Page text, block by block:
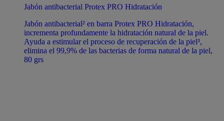
Jabón antibacterial Protex PRO Hidratación
Jabón antibacterial² en barra Protex PRO Hidratación,
incrementa profundamente la hidratación natural de la piel.
Ayuda a estimular el proceso de recuperación de la piel³,
elimina el 99,9% de las bacterias de forma natural de la piel,
80 grs